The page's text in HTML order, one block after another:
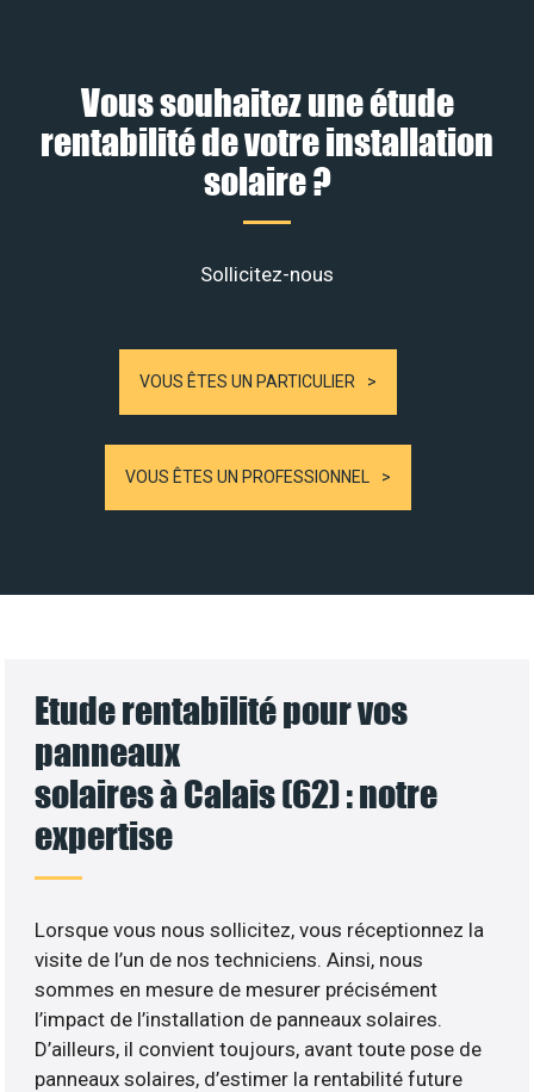
Vous souhaitez une étude
rentabilité de votre installation
solaire ?
Sollicitez-nous
VOUS ÊTES UN PARTICULIER
VOUS ÊTES UN PROFESSIONNEL
Etude rentabilité pour vos
panneaux
solaires à Calais (62) : notre
expertise
Lorsque vous nous sollicitez, vous réceptionnez la
visite de l’un de nos techniciens. Ainsi, nous
sommes en mesure de mesurer précisément
l’impact de l’installation de panneaux solaires.
D’ailleurs, il convient toujours, avant toute pose de
panneaux solaires, d’estimer la rentabilité future